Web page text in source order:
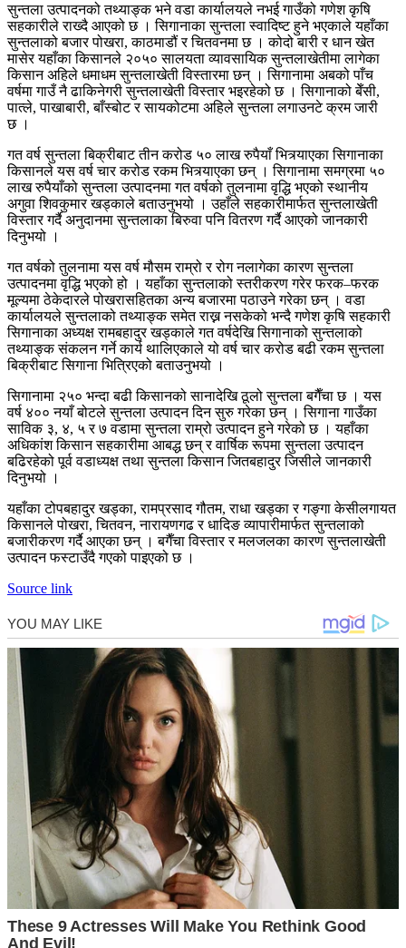
सुन्तला उत्पादनको तथ्याङ्क भने वडा कार्यालयले नभई गाउँको गणेश कृषि
सहकारीले राख्दै आएको छ । सिगानाका सुन्तला स्वादिष्ट हुने भएकाले यहाँका
सुन्तलाको बजार पोखरा, काठमाडौं र चितवनमा छ । कोदो बारी र धान खेत
मासेर यहाँका किसानले २०५० सालयता व्यावसायिक सुन्तलाखेतीमा लागेका
किसान अहिले धमाधम सुन्तलाखेती विस्तारमा छन् । सिगानामा अबको पाँच
वर्षमा गाउँ नै ढाकिनेगरी सुन्तलाखेती विस्तार भइरहेको छ । सिगानाको बेँसी,
पात्ले, पाखाबारी, बाँस्बोट र सायकोटमा अहिले सुन्तला लगाउनटे क्रम जारी
छ ।
गत वर्ष सुन्तला बिक्रीबाट तीन करोड ५० लाख रुपैयाँ भित्र्याएका सिगानाका
किसानले यस वर्ष चार करोड रकम भित्र्याएका छन् । सिगानामा समग्रमा ५०
लाख रुपैयाँको सुन्तला उत्पादनमा गत वर्षको तुलनामा वृद्धि भएको स्थानीय
अगुवा शिवकुमार खड्काले बताउनुभयो । उहाँले सहकारीमार्फत सुन्तलाखेती
विस्तार गर्दै अनुदानमा सुन्तलाका बिरुवा पनि वितरण गर्दै आएको जानकारी
दिनुभयो ।
गत वर्षको तुलनामा यस वर्ष मौसम राम्रो र रोग नलागेका कारण सुन्तला
उत्पादनमा वृद्धि भएको हो । यहाँका सुन्तलाको स्तरीकरण गरेर फरक–फरक
मूल्यमा ठेकेदारले पोखरासहितका अन्य बजारमा पठाउने गरेका छन् । वडा
कार्यालयले सुन्तलाको तथ्याङ्क समेत राख्न नसकेको भन्दै गणेश कृषि सहकारी
सिगानाका अध्यक्ष रामबहादुर खड्काले गत वर्षदेखि सिगानाको सुन्तलाको
तथ्याङ्क संकलन गर्ने कार्य थालिएकाले यो वर्ष चार करोड बढी रकम सुन्तला
बिक्रीबाट सिगाना भित्रिएको बताउनुभयो ।
सिगानामा २५० भन्दा बढी किसानको सानादेखि ठूलो सुन्तला बगैँचा छ । यस
वर्ष ४०० नयाँ बोटले सुन्तला उत्पादन दिन सुरु गरेका छन् । सिगाना गाउँका
साविक ३, ४, ५ र ७ वडामा सुन्तला राम्रो उत्पादन हुने गरेको छ । यहाँका
अधिकांश किसान सहकारीमा आबद्ध छन् र वार्षिक रूपमा सुन्तला उत्पादन
बढिरहेको पूर्व वडाध्यक्ष तथा सुन्तला किसान जितबहादुर जिसीले जानकारी
दिनुभयो ।
यहाँका टोपबहादुर खड्का, रामप्रसाद गौतम, राधा खड्का र गङ्गा केसीलगायत
किसानले पोखरा, चितवन, नारायणगढ र धादिङ व्यापारीमार्फत सुन्तलाको
बजारीकरण गर्दै आएका छन् । बगैँचा विस्तार र मलजलका कारण सुन्तलाखेती
उत्पादन फस्टाउँदै गएको पाइएको छ ।
Source link